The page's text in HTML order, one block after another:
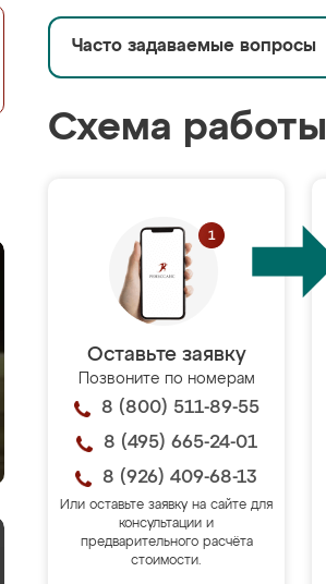
Часто задаваемые вопросы
Схема работы
Оставьте заявку
Позвоните по номерам
8 (800) 511-89-55
8 (495) 665-24-01
8 (926) 409-68-13
Или оставьте заявку на сайте для
консультации и
предварительного расчёта
стоимости.